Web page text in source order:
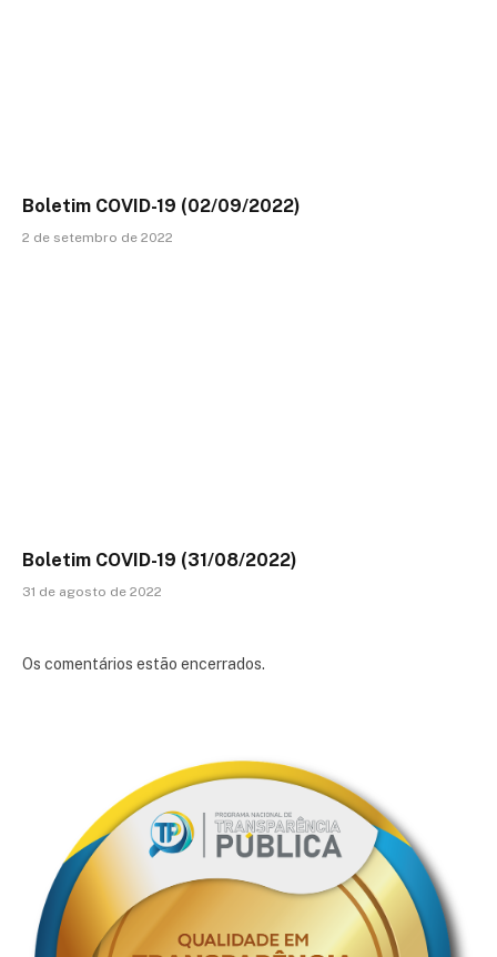
Boletim COVID-19 (02/09/2022)
2 de setembro de 2022
Boletim COVID-19 (31/08/2022)
31 de agosto de 2022
Os comentários estão encerrados.